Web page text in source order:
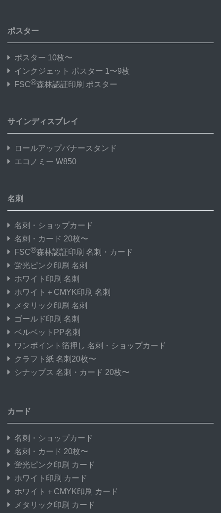
ポスター
ポスター 10枚〜
インクジェット ポスター 1〜9枚
FSC®森林認証印刷 ポスター
サインディスプレイ
ロールアップバナースタンド
エコノミー W850
名刺
名刺・ショップカード
名刺・カード 20枚〜
FSC®森林認証印刷 名刺・カード
蛍光ピンク印刷 名刺
ホワイト印刷 名刺
ホワイト＋CMYK印刷 名刺
メタリック印刷 名刺
ゴールド印刷 名刺
ベルベットPP名刺
ワンポイント箔押し 名刺・ショップカード
クラフト紙 名刺20枚〜
シナップス 名刺・カード 20枚〜
カード
名刺・ショップカード
名刺・カード 20枚〜
蛍光ピンク印刷 カード
ホワイト印刷 カード
ホワイト＋CMYK印刷 カード
メタリック印刷 カード